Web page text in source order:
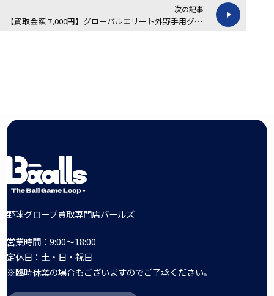
次の記事
【買取金額 7,000円】グローバルエリート外野手用グローブの買取実績
野球グローブ買取専門店バールズ
営業時間：9:00～18:00
定休日：土・日・祝日
※臨時休業の場合もございますのでご了承ください。